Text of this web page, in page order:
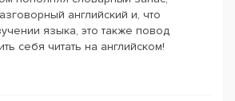
английский и, что
языка, это также повод
себя читать на английском!